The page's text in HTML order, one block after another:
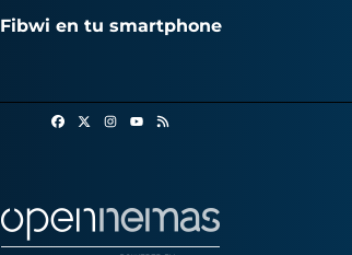
Fibwi en tu smartphone
FacebookInstagram